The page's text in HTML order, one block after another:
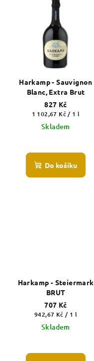
Harkamp - Sauvignon
Blanc, Extra Brut
827 Kč
Měrná
cena:
1 102,67 Kč / 1 l
Skladem
hodnocení
produktu
Do košíku
Harkamp - Steiermark
BRUT
707 Kč
Měrná
cena:
942,67 Kč / 1 l
Skladem